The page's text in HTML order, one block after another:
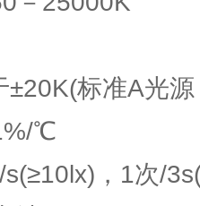
±20K(标准A光
℃
，1次/